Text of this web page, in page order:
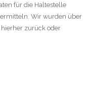
für die Haltestelle
Wir wurden über
zurück oder